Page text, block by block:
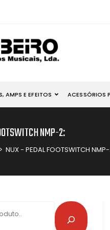
AMPS E EFEITOS ACESSÓRIOS
NMP-2:
> NUX - PEDAL FOOTSWITCH